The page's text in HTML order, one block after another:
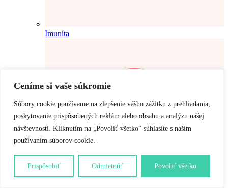
Ceníme si vaše súkromie
Súbory cookie používame na zlepšenie vášho zážitku z prehliadania,
poskytovanie prispôsobených reklám alebo obsahu a analýzu našej
návštevnosti. Kliknutím na „Povoliť všetko“ súhlasíte s naším
používaním súborov cookie.
Prispôsobiť Odmietnúť Povoliť všetko
Imunita